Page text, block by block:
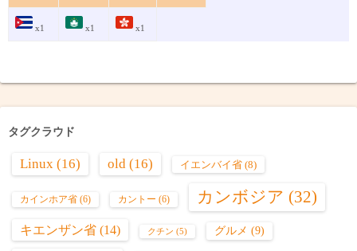
x1 x1 x1
タグクラウド
Linux (16) old (16) イエンバイ省 (8)
カインホア省 (6) カントー (6) カンボジア (32)
キエンザン省 (14) クチン (5) グルメ (9)